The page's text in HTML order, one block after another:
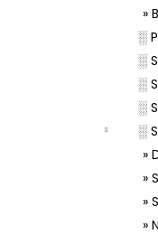
»
░
░
░
░
░
»
»
»
»